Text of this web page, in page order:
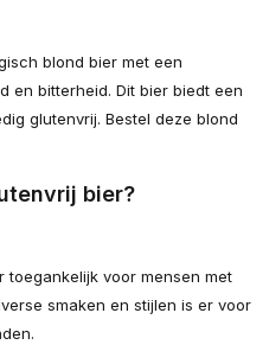
blond bier met een
en bitterheid. Dit bier biedt een
glutenvrij. Bestel deze blond
bier?
toegankelijk voor mensen met
smaken en stijlen is er voor